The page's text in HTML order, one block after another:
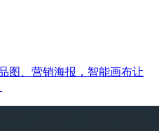
图、营销海报，智能画布让